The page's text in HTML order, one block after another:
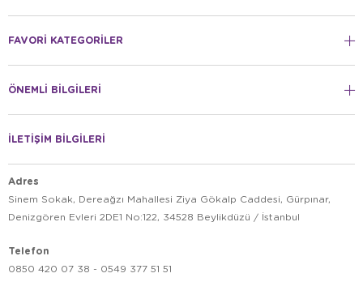
FAVORİ KATEGORİLER
ÖNEMLİ BİLGİLERİ
İLETİŞİM BİLGİLERİ
Adres
Sinem Sokak, Dereağzı Mahallesi Ziya Gökalp Caddesi, Gürpınar,
Denizgören Evleri 2DE1 No:122, 34528 Beylikdüzü / İstanbul
Telefon
0850 420 07 38 - 0549 377 51 51